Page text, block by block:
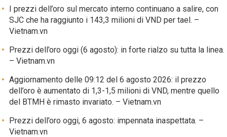
I prezzi dell’oro sul mercato interno continuano a salire, con
SJC che ha raggiunto i 143,3 milioni di VND per tael. –
Vietnam.vn
Prezzi dell’oro oggi (6 agosto): in forte rialzo su tutta la linea.
– Vietnam.vn
Aggiornamento delle 09:12 del 6 agosto 2026: il prezzo
dell’oro è aumentato di 1,3-1,5 milioni di VND, mentre quello
del BTMH è rimasto invariato. – Vietnam.vn
Prezzi dell’oro oggi, 6 agosto: impennata inaspettata. –
Vietnam.vn